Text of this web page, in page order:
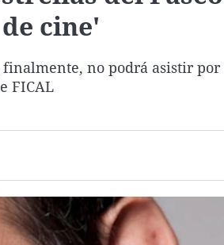
cine'
no podrá asistir por
FICAL